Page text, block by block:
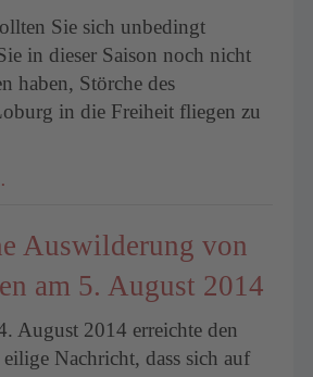
Sie sich unbedingt
in dieser Saison noch nicht
haben, Störche des
in die Freiheit fliegen zu
Auswilderung von
am 5. August 2014
August 2014 erreichte den
Nachricht, dass sich auf